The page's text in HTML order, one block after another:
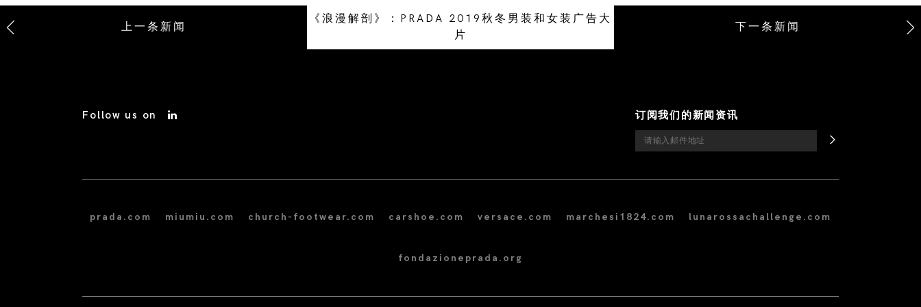
上一条新闻
《浪漫解剖》：PRADA 2019秋冬男装和女装广告大
片
下一条新闻
Follow us on 订阅我们的新闻资讯
prada.com miumiu.com church-footwear.com carshoe.com versace.com marchesi1824.com lunarossachallenge.com
fondazioneprada.org